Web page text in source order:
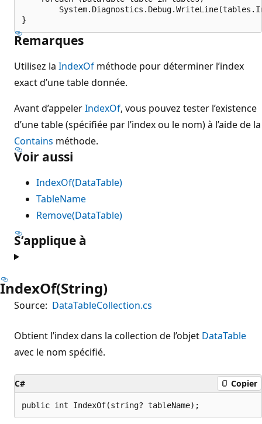
Remarques
Utilisez la IndexOf méthode pour déterminer l’index
exact d’une table donnée.
Avant d’appelerIndexOf, vous pouvez tester l’existence
d’une table (spécifiée par l’index ou le nom) à l’aide de la
Contains méthode.
Voir aussi
IndexOf(DataTable)
TableName
Remove(DataTable)
S’applique à
IndexOf(String)
Source: DataTableCollection.cs
Obtient l’index dans la collection de l’objet DataTable
avec le nom spécifié.
C# Copier
public int IndexOf(string? tableName);